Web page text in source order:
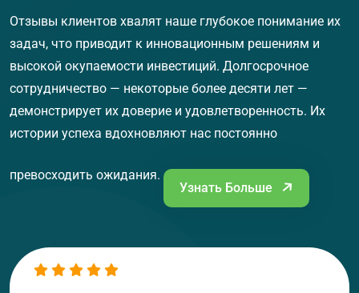
Отзывы клиентов хвалят наше глубокое понимание их
задач, что приводит к инновационным решениям и
высокой окупаемости инвестиций. Долгосрочное
сотрудничество — некоторые более десяти лет —
демонстрирует их доверие и удовлетворенность. Их
истории успеха вдохновляют нас постоянно
превосходить ожидания.
Узнать Больше